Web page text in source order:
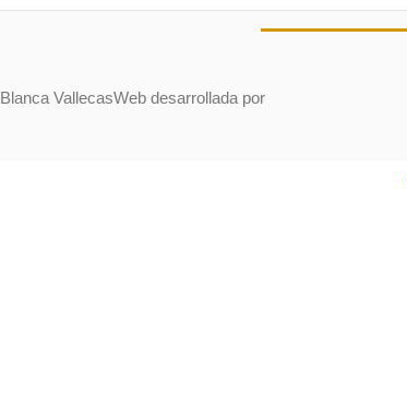
VallecasWeb desarrollada por